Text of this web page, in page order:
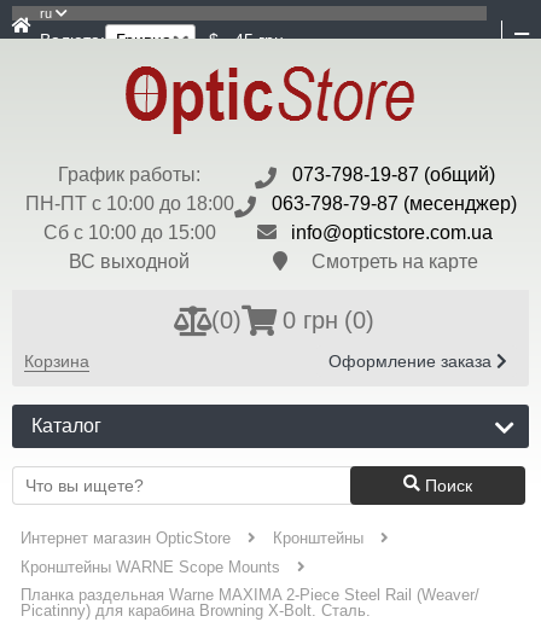
ru
Валюта: $ - 45 грн
График работы:
ПН-ПТ с 10:00 до 18:00
Сб с 10:00 до 15:00
ВС выходной
073-798-19-87 (общий)
063-798-79-87 (месенджер)
info@opticstore.com.ua
Смотреть на карте
(0) 0 грн (0)
Корзина Оформление заказа
Каталог
Поиск
Интернет магазин OpticStore
Кронштейны
Кронштейны WARNE Scope Mounts
Планка раздельная Warne MAXIMA 2-Piece Steel Rail (Weaver/
Picatinny) для карабина Browning X-Bolt. Сталь.